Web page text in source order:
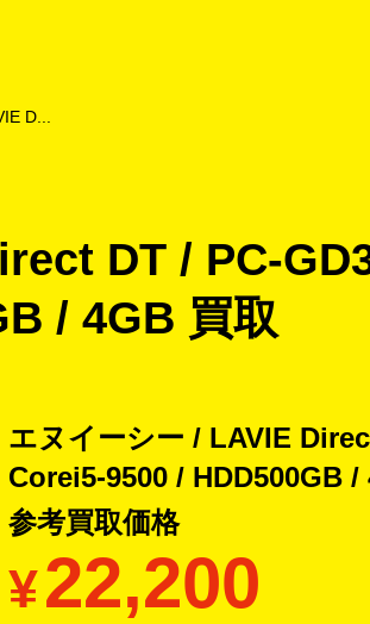
D...
DT / PC-
/ 4GB 買取
エヌイーシー / LAVIE
Corei5-9500 / HDD500GB
参考買取価格
¥22,200